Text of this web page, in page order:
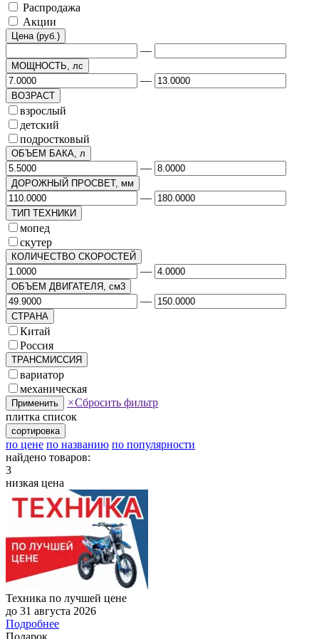
Распродажа
Акции
Цена (руб.)
—
МОЩНОСТЬ, лс
—
ВОЗРАСТ
взрослый
детский
подростковый
ОБЪЕМ БАКА, л
—
ДОРОЖНЫЙ ПРОСВЕТ, мм
—
ТИП ТЕХНИКИ
мопед
скутер
КОЛИЧЕСТВО СКОРОСТЕЙ
—
ОБЪЕМ ДВИГАТЕЛЯ, см3
—
СТРАНА
Китай
Россия
ТРАНСМИССИЯ
вариатор
механическая
Применить ×Сбросить фильтр
плитка список
сортировка
по цене по названию по популярности
найдено товаров:
3
низкая цена
Техника по лучшей цене
до 31 августа 2026
Подробнее
Подарок